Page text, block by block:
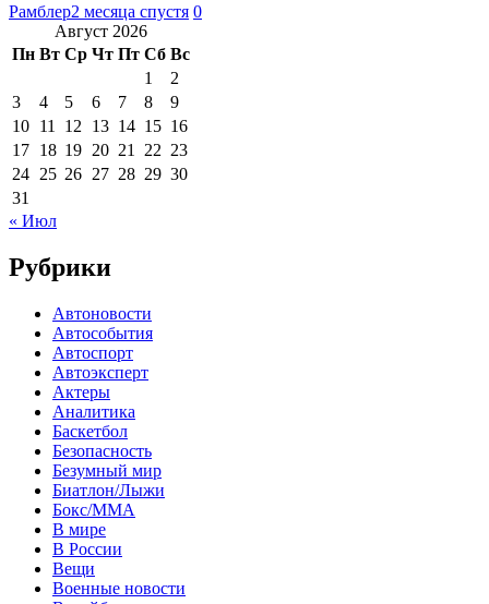
Рамблер2 месяца спустя 0
Август 2026
Пн Вт Ср Чт Пт Сб Вс
1
2
3
4 5 6 7 8
9
10 11 12 13 14 15 16
17 18 19 20 21 22 23
24 25 26 27 28 29 30
31
« Июл
Рубрики
Автоновости
Автособытия
Автоспорт
Автоэксперт
Актеры
Аналитика
Баскетбол
Безопасность
Безумный мир
Биатлон/Лыжи
Бокс/MMA
В мире
В России
Вещи
Военные новости